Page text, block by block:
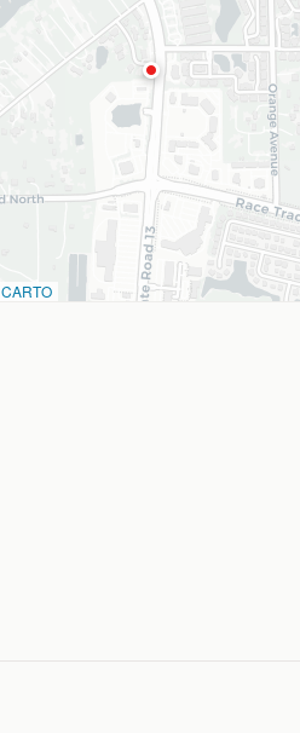
CARTO